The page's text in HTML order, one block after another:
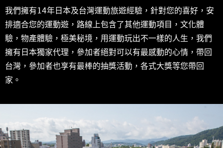
我們擁有14年日本及台灣運動旅遊經驗，針對您的喜好，安
排適合您的運動遊，路線上包含了其他運動項目，文化體
驗，物產體驗，極美秘境，用運動玩出不一樣的人生，我們
擁有日本獨家代理，參加者絕對可以有最感動的心情，帶回
台灣，參加者也享有最棒的抽獎活動，各式大獎等您帶回
家。